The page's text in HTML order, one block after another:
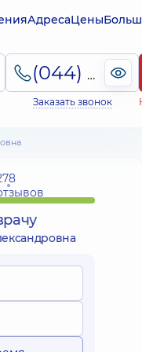
АдресаЦены
(044) 495-2-888
Заказать звонок